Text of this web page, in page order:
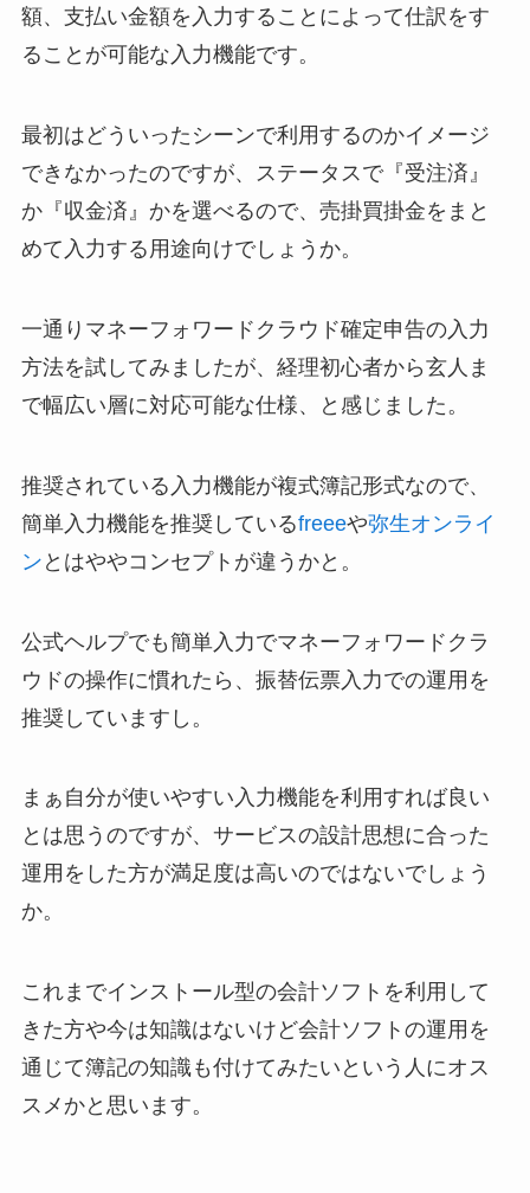
額、支払い金額を入力することによって仕訳をす
ることが可能な入力機能です。
最初はどういったシーンで利用するのかイメージ
できなかったのですが、ステータスで『受注済』
か『収金済』かを選べるので、売掛買掛金をまと
めて入力する用途向けでしょうか。
一通りマネーフォワードクラウド確定申告の入力
方法を試してみましたが、経理初心者から玄人ま
で幅広い層に対応可能な仕様、と感じました。
推奨されている入力機能が複式簿記形式なので、
簡単入力機能を推奨しているfreeeや弥生オンライ
ン とはややコンセプトが違うかと。
公式ヘルプでも簡単入力でマネーフォワードクラ
ウドの操作に慣れたら、振替伝票入力での運用を
推奨していますし。
まぁ自分が使いやすい入力機能を利用すれば良い
とは思うのですが、サービスの設計思想に合った
運用をした方が満足度は高いのではないでしょう
か。
これまでインストール型の会計ソフトを利用して
きた方や今は知識はないけど会計ソフトの運用を
通じて簿記の知識も付けてみたいという人にオス
スメかと思います。